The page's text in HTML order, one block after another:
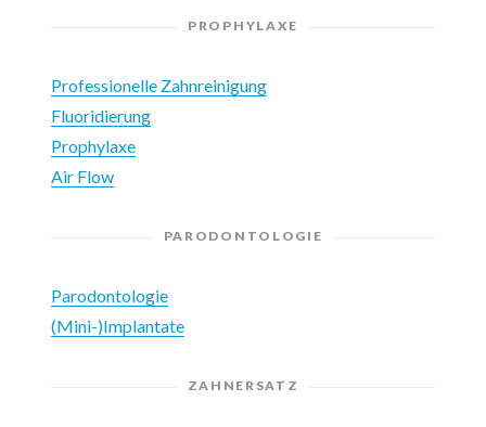
PROPHYLAXE
Professionelle Zahnreinigung
Fluoridierung
Prophylaxe
Air Flow
PARODONTOLOGIE
Parodontologie
(Mini-)Implantate
ZAHNERSATZ